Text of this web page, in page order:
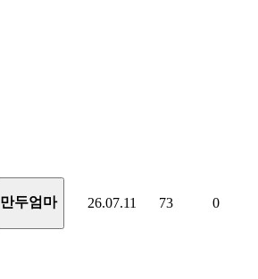
만두엄마 26.07.11 73 0